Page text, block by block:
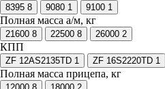
8395 8 9080 1 9100 1
Полная масса а/м, кг
21600 8 22500 8 26000 2
КПП
ZF 12AS2135TD 1 ZF 16S2220TD 1
Полная масса прицепа, кг